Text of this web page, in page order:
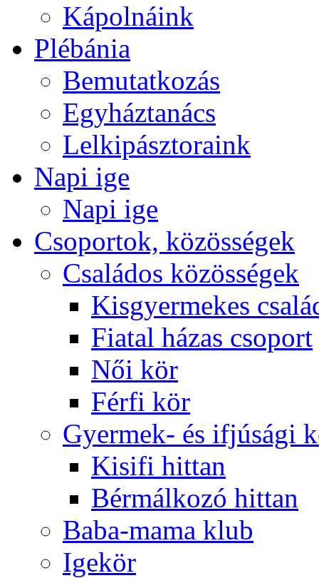
Kápolnáink
Plébánia
Bemutatkozás
Egyháztanács
Lelkipásztoraink
Napi ige
Napi ige
Csoportok, közösségek
Családos közösségek
Kisgyermekes
Fiatal házas csoport
Női kör
Férfi kör
Gyermek- és ifjúsági
Kisifi hittan
Bérmálkozó hittan
Baba-mama klub
Igekör